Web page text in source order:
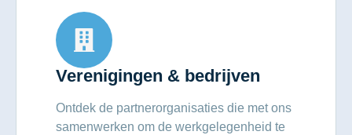
Verenigingen & bedrijven
Ontdek de partnerorganisaties die met ons
samenwerken om de werkgelegenheid te